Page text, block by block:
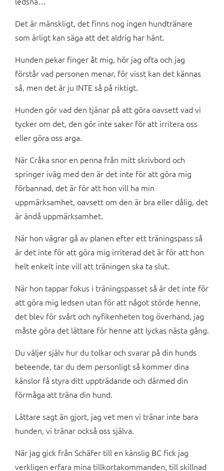
Det är mänskligt, det finns nog ingen hundtränare
som ärligt kan säga att det aldrig har hänt.
Hunden pekar finger åt mig, hör jag ofta och jag
förstår vad personen menar, för visst kan det kännas
så, men det är ju INTE så på riktigt.
Hunden gör vad den tjänar på att göra oavsett vad vi
tycker om det, den gör inte saker för att irritera oss
eller göra oss arga.
När Cråka snor en penna från mitt skrivbord och
springer iväg med den är det inte för att göra mig
förbannad, det är för att hon vill ha min
uppmärksamhet, oavsett om den är bra eller dålig, det
är ändå uppmärksamhet.
När hon vägrar gå av planen efter ett träningspass så
är det inte för att göra mig irriterad det är för att hon
helt enkelt inte vill att träningen ska ta slut.
När hon tappar fokus i träningspasset så är det inte för
att göra mig ledsen utan för att något störde henne,
det blev för svårt och nyfikenheten tog överhand, jag
måste göra det lättare för henne att lyckas nästa gång.
Du väljer själv hur du tolkar och svarar på din hunds
beteende, tar du dem personligt så kommer dina
känslor få styra ditt uppträdande och därmed din
förmåga att träna din hund.
Lättare sagt än gjort, jag vet men vi tränar inte bara
hunden, vi tränar också oss själva.
När jag gick från Schäfer till en känslig BC fick jag
verkligen erfara mina tillkortakommanden, till skillnad